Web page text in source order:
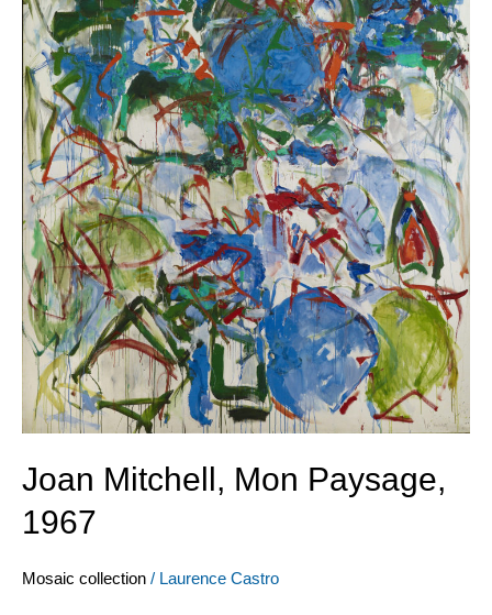
Joan Mitchell, Mon Paysage,
1967
Mosaic collection / Laurence Castro